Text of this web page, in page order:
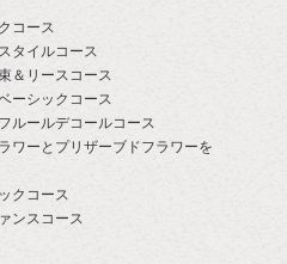
コース
タイルコース
＆リースコース
ーシックコース
ルールデコールコース
ワーとプリザーブドフラワーを
クコース
ンスコース